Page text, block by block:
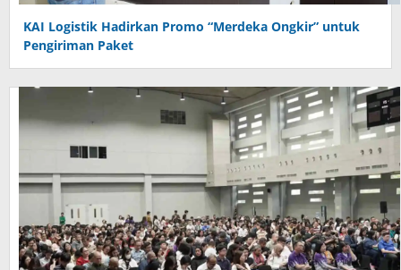
KAI Logistik Hadirkan Promo “Merdeka Ongkir” untuk
Pengiriman Paket